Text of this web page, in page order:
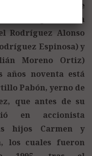
la fábrica se
gestionada
Rodríguez Alonso
Espinosa) y
Moreno Ortiz)
años noventa está
Pabón, yerno de
que antes de su
en accionista
hijos Carmen y
los cuales fueron